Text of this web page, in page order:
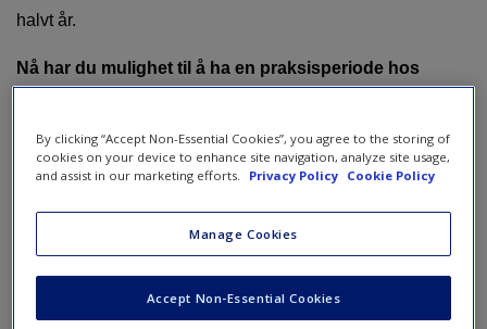
halvt år.
Nå har du mulighet til å ha en praksisperiode hos
Derfor vil vi dele de fem største fordelene vi har fått
Education. Lærlingtiden så langt har vært full av moro,
By clicking “Accept Non-Essential Cookies”, you agree to the storing of
cookies on your device to enhance site navigation, analyze site usage,
and assist in our marketing efforts.
Privacy Policy Cookie Policy
Manage Cookies
Accept Non-Essential Cookies